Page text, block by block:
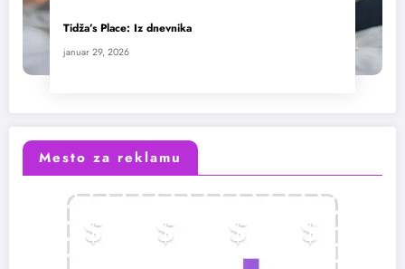
Tidža’s Place: Iz dnevnika
januar 29, 2026
Mesto za reklamu